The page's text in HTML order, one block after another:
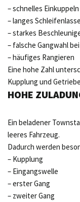
– schnelles Einkuppeln
– langes
– starkes
– falsche Gangwahl
– häufiges Rangieren
Eine hohe Zahl
Kupplung und
HOHE
Ein beladener
leeres Fahrzeug.
Dadurch werden
– Kupplung
– Eingangswelle
– erster Gang
– zweiter Gang